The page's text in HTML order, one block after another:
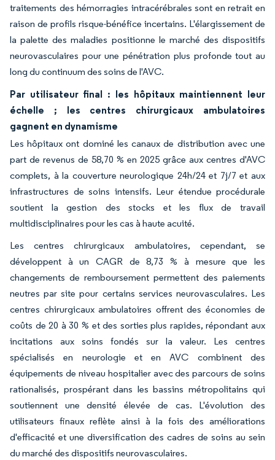
traitements des hémorragies intracérébrales sont en retrait en
raison de profils risque-bénéfice incertains. L'élargissement de
la palette des maladies positionne le marché des dispositifs
neurovasculaires pour une pénétration plus profonde tout au
long du continuum des soins de l'AVC.
Par utilisateur final : les hôpitaux maintiennent leur
échelle ; les centres chirurgicaux ambulatoires
gagnent en dynamisme
Les hôpitaux ont dominé les canaux de distribution avec une
part de revenus de 58,70 % en 2025 grâce aux centres d'AVC
complets, à la couverture neurologique 24h/24 et 7j/7 et aux
infrastructures de soins intensifs. Leur étendue procédurale
soutient la gestion des stocks et les flux de travail
multidisciplinaires pour les cas à haute acuité.
Les centres chirurgicaux ambulatoires, cependant, se
développent à un CAGR de 8,73 % à mesure que les
changements de remboursement permettent des paiements
neutres par site pour certains services neurovasculaires. Les
centres chirurgicaux ambulatoires offrent des économies de
coûts de 20 à 30 % et des sorties plus rapides, répondant aux
incitations aux soins fondés sur la valeur. Les centres
spécialisés en neurologie et en AVC combinent des
équipements de niveau hospitalier avec des parcours de soins
rationalisés, prospérant dans les bassins métropolitains qui
soutiennent une densité élevée de cas. L'évolution des
utilisateurs finaux reflète ainsi à la fois des améliorations
d'efficacité et une diversification des cadres de soins au sein
du marché des dispositifs neurovasculaires.